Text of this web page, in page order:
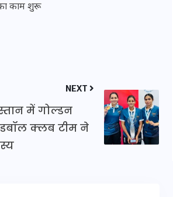
काम शुरू
NEXT
में गोल्डन
क्लब टीम ने
हैं आपके सितारे (25
31 अगस्त)